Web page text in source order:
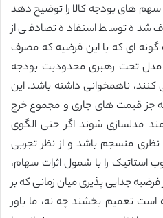
سهم های بودجه کالا را توضیح دهد
شده توسط استفاده تصادفی از
ای که با این فرضیه که مصرف
مدل تحت رهبری محدودیت بودجه
ناهمخوانی داشته باشد. این
جز قیمت های جاری و مجموع خرج
مدلسازی شوند اگر حتی الگوی
منسجم باشد و از نظر تجربی
را با شمول اثرات سهام،
فرضیه جدایی پذیری میان زمانی که بر
است تعمیم بخشند چه نه، ما باور